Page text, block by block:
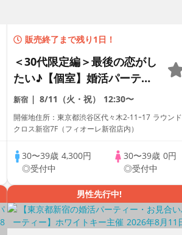
販売終了まで残り1日！
＜30代限定編＞最後の恋がし
たい♪【個室】婚活パーティ
ー～真剣な出会い～
新宿 8/11（火・祝） 12:30〜
開催地住所：東京都渋谷区代々木2-11ｰ17 ラウンド
クロス新宿7F（フィオーレ新宿店内）
30〜39歳4,300円
◎受付中
30〜39歳 0円
◎受付中
男性先行中!